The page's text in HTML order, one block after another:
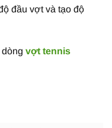
đầu vợt và tạo độ
vợt tennis